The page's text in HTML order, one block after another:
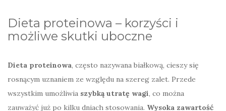
Dieta proteinowa – korzyści i
możliwe skutki uboczne
Dieta proteinowa, często nazywana białkową, cieszy się
rosnącym uznaniem ze względu na szereg zalet. Przede
wszystkim umożliwia szybką utratę wagi, co można
zauważyć już po kilku dniach stosowania. Wysoka zawartość